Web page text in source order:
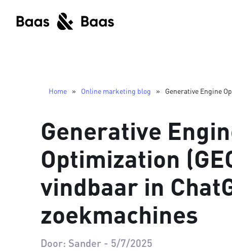
Home » Online marketing blog » Generative Engine
Generative
Optimization
vindbaar in
zoekmachines
Door: Sander - 5/7/2025